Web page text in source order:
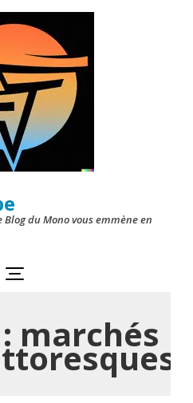
du Mono vous emmène en
marchés